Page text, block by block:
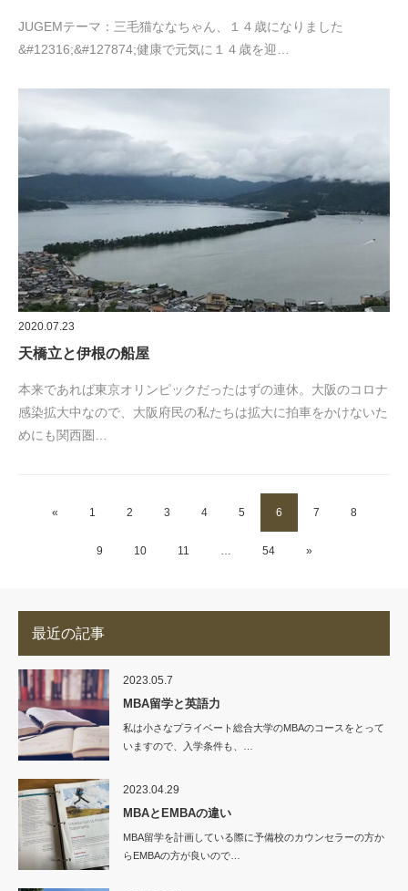
JUGEMテーマ：三毛猫ななちゃん、１４歳になりました
&#12316;&#127874;健康で元気に１４歳を迎…
2020.07.23
天橋立と伊根の船屋
本来であれば東京オリンピックだったはずの連休。大阪のコロナ
感染拡大中なので、大阪府民の私たちは拡大に拍車をかけないた
めにも関西圏…
« 1 2 3 4 5 6 7 8
9 10 11 … 54 »
最近の記事
2023.05.7
MBA留学と英語力
私は小さなプライベート総合大学のMBAのコースをとって
いますので、入学条件も、…
2023.04.29
MBAとEMBAの違い
MBA留学を計画している際に予備校のカウンセラーの方か
らEMBAの方が良いので…